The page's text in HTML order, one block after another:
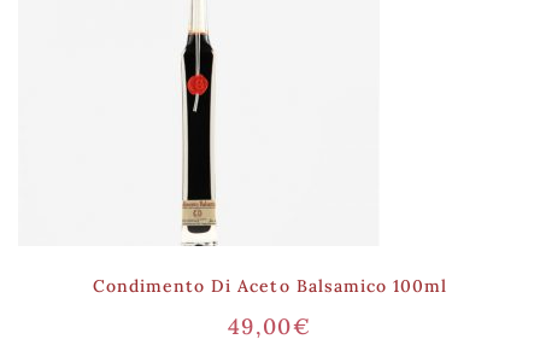
Condimento Di Aceto Balsamico 100ml
49,00€